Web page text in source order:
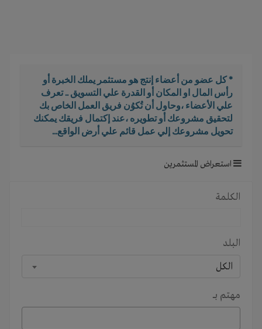
* كل عضو من أعضاء إنتج هو مستثمر يملك الخبرة أو
رأس المال او المكان أو القدرة علي التسويق .. تعرف
علي الأعضاء ،وحاول أن تُكوُن فريق العمل الخاص بك
لتحقيق مشروعك أو تطويره ،عند إكتمال فريقك يمكنك
تحويل مشروعك إلي عمل قائم علي أرض الواقع...
استعراض المستثمرين
الكلمة
البلد
الكل
مهتم بـــ